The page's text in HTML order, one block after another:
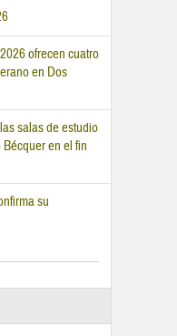
ofrecen cuatro
en Dos
salas de estudio
en el fin
su